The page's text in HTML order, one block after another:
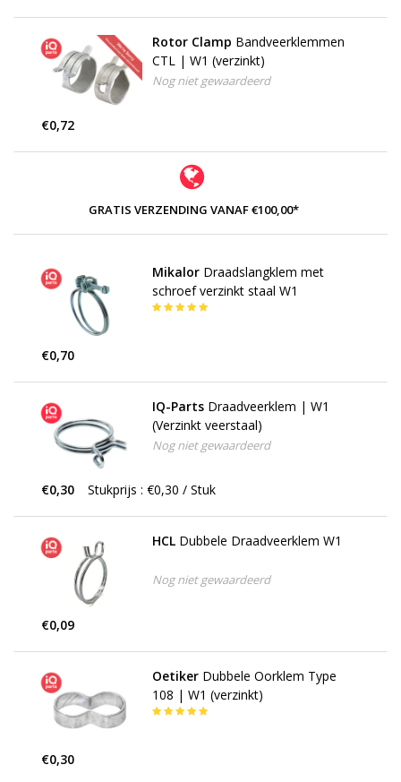
Rotor Clamp Bandveerklemmen
CTL | W1 (verzinkt)
Nog niet gewaardeerd
€0,72
GRATIS VERZENDING VANAF €100,00*
Mikalor Draadslangklem met
schroef verzinkt staal W1
€0,70
IQ-Parts Draadveerklem | W1
(Verzinkt veerstaal)
Nog niet gewaardeerd
€0,30 Stukprijs : €0,30 / Stuk
HCL Dubbele Draadveerklem W1
Nog niet gewaardeerd
€0,09
Oetiker Dubbele Oorklem Type
108 | W1 (verzinkt)
€0,30